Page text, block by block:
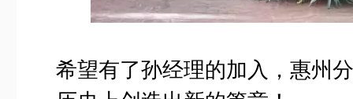
希望有了孙经理的加入，惠州